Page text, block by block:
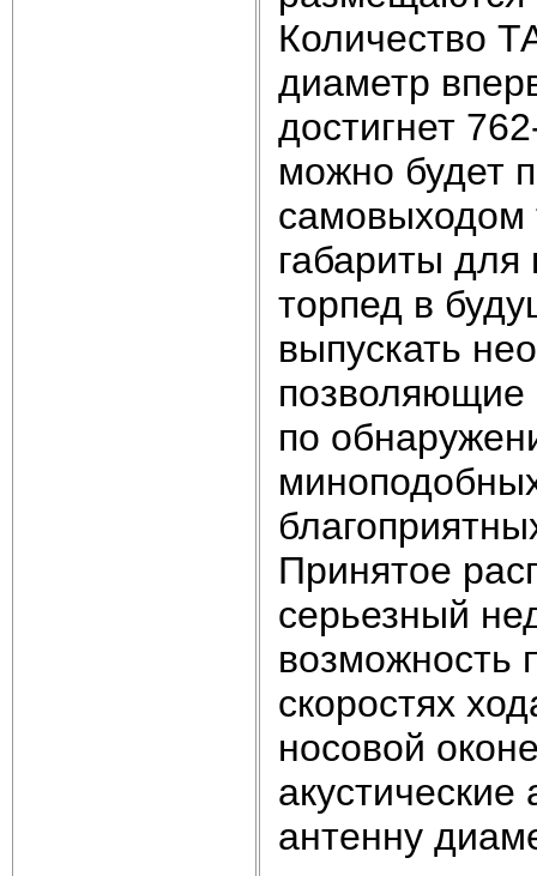
Количество
диаметр
достигнет
можно будет
самовыходом
габариты для
торпед в
выпускать
по
Принятое
серьезный
возможность
скоростях
носовой
антенну